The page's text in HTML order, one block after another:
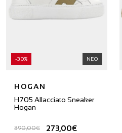
ΝΕΟ
-30%
HOGAN
H705 Allacciato Sneaker
Hogan
390,00€ 273,00€